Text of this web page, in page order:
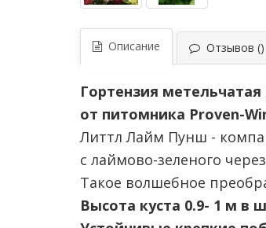
Описание Отзывов ()
Гортензия
от питомника Proven-
Литтл Лайм Пунш -
с лаймово-зеленого
Такое волшебное
Высота куста 0.9- 1 м в